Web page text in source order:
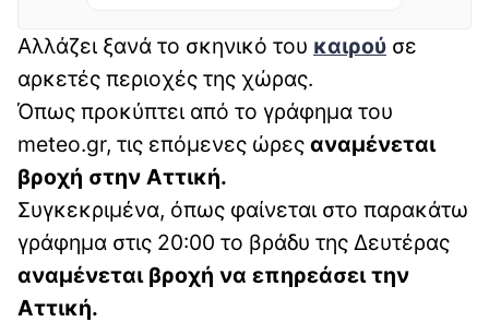
Αλλάζει ξανά το σκηνικό του καιρού σε
αρκετές περιοχές της χώρας.
Όπως προκύπτει από το γράφημα του
meteo.gr, τις επόμενες ώρες αναμένεται
βροχή στην Αττική.
Συγκεκριμένα, όπως φαίνεται στο παρακάτω
γράφημα στις 20:00 το βράδυ της Δευτέρας
αναμένεται βροχή να επηρεάσει την
Αττική.